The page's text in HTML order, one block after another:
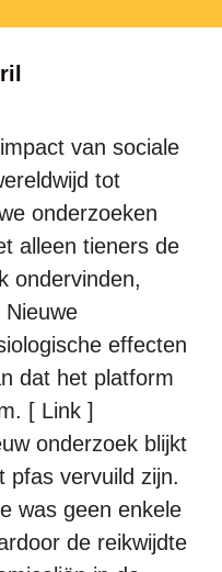
van sociale
tot
onderzoeken
alleen tieners de
ondervinden,
effecten
dat het platform
[ Link ]
onderzoek blijkt
pfas vervuild zijn.
was geen enkele
de reikwijdte